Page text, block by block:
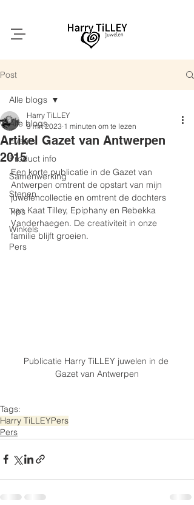
Post
Alle blogs
Events
Product info
Samenwerking
Stenen
Tips
Winkels
Pers
Alle blogs
Artikel Gazet van Antwerpen
2015
Harry TiLLEY
9 mrt 2023 1 minuten om te lezen
Een korte publicatie in de Gazet van
Antwerpen omtrent de opstart van mijn
juwelencollectie en omtrent de dochters
van Kaat Tilley, Epiphany en Rebekka
Vanderhaegen. De creativiteit in onze
familie blijft groeien.
Publicatie Harry TiLLEY juwelen in de
Gazet van Antwerpen
Tags:
Harry TiLLEYPers
Pers